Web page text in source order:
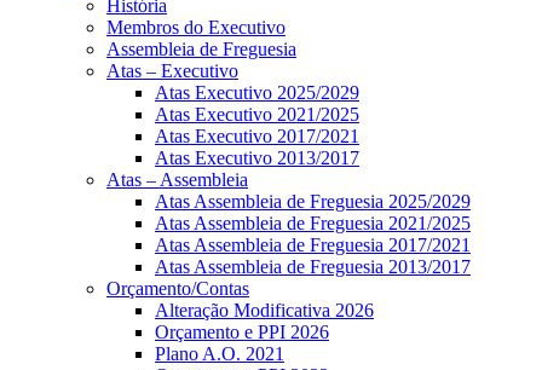
História
Membros do Executivo
Assembleia de Freguesia
Atas – Executivo
Atas Executivo 2025/2029
Atas Executivo 2021/2025
Atas Executivo 2017/2021
Atas Executivo 2013/2017
Atas – Assembleia
Atas Assembleia de Freguesia 2025/2029
Atas Assembleia de Freguesia 2021/2025
Atas Assembleia de Freguesia 2017/2021
Atas Assembleia de Freguesia 2013/2017
Orçamento/Contas
Alteração Modificativa 2026
Orçamento e PPI 2026
Plano A.O. 2021